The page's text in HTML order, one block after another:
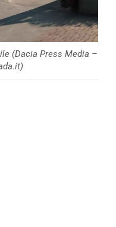
(Dacia Press Media –